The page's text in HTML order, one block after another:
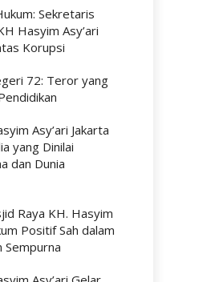
Sekretaris
Hasyim Asy’ari
Korupsi
72: Teror yang
Asy’ari Jakarta
yang Dinilai
dan Dunia
Raya KH. Hasyim
Positif Sah dalam
Sempurna